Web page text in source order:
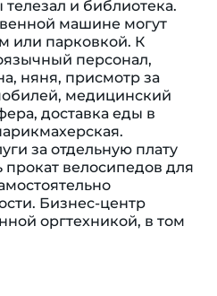
и библиотека.
машине могут
или парковкой. К
персонал,
няня, присмотр за
медицинский
доставка еды в
за отдельную плату
прокат велосипедов для
Бизнес-центр
оргтехникой, в том